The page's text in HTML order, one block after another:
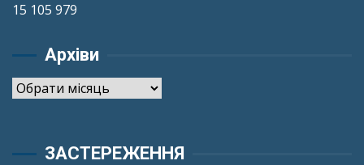
15 105 979
Архіви
Архіви
ЗАСТЕРЕЖЕННЯ